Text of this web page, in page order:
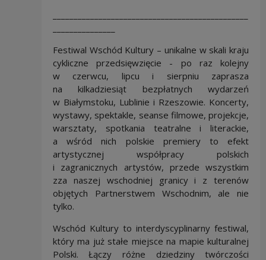
Festiwal Wschód Kultury – unikalne w skali kraju
cykliczne przedsięwzięcie - po raz kolejny
w czerwcu, lipcu i sierpniu zaprasza
na kilkadziesiąt bezpłatnych wydarzeń
w Białymstoku, Lublinie i Rzeszowie. Koncerty,
wystawy, spektakle, seanse filmowe, projekcje,
warsztaty, spotkania teatralne i literackie,
a wśród nich polskie premiery to efekt
artystycznej współpracy polskich
i zagranicznych artystów, przede wszystkim
zza naszej wschodniej granicy i z terenów
objętych Partnerstwem Wschodnim, ale nie
tylko.
Wschód Kultury to interdyscyplinarny festiwal,
który ma już stałe miejsce na mapie kulturalnej
Polski. Łączy różne dziedziny twórczości